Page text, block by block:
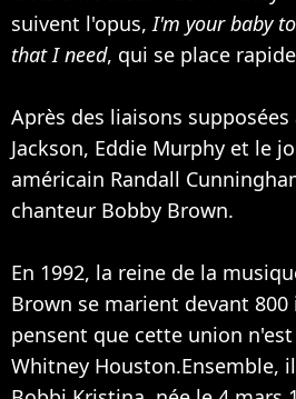
suivent l'opus,I'm your baby
that I need, qui se place
Après des liaisons supposées
Jackson, Eddie Murphy et le
américain Randall
chanteur Bobby Brown.
En 1992, la reine de la
Brown se marient devant
pensent que cette union
Whitney Houston.Ensemble,